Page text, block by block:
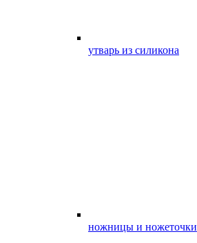
утварь из силикона
ножницы и ножеточки